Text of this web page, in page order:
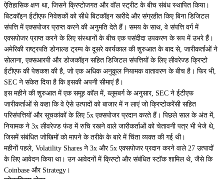
ऐतिहासिक क्षण था, जिसने क्रिप्टोजगत और वॉल स्ट्रीट के बीच संबंध स्थापित किया।
बिटकॉइन ईटीएफ निवेशकों को सीधे बिटकॉइन खरीदे और संग्रहीत किए बिना डिजिटल
संपत्ति में एक्सपोजर प्राप्त करने की अनुमति देते हैं। समय के साथ, वे संपत्ति वर्ग में
एक्सपोजर प्राप्त करने के लिए संस्थानों के बीच एक पसंदीदा उपकरण के रूप में उभरे हैं।
अमेरिकी राष्ट्रपति डोनाल्ड ट्रम्प के दूसरे कार्यकाल की शुरुआत के बाद से, जारीकर्ताओं ने
सोलाना, एक्सआरपी और डोजकॉइन सहित डिजिटल संपत्तियों के लिए लीवरेज्ड क्रिप्टो
ईटीएफ की पेशकश की है, जो एक अधिक अनुकूल नियामक वातावरण के बीच है। फिर भी,
SEC ने संकेत दिया है कि इसकी अपनी सीमाएं हैं।
इस महीने की शुरुआत में एक समूह कॉल में, ब्लूमबर्ग के अनुसार, SEC ने ईटीएफ
जारीकर्ताओं से कहा कि वे ऐसे उत्पादों को बाजार में न लाएं जो क्रिप्टोकरेंसी सहित
परिसंपत्तियों और सूचकांकों के लिए 5x एक्सपोजर प्रदान करते हैं। पिछले साल के अंत में,
नियामक ने 3x लीवरेज्ड फंड में रुचि रखने वाले जारीकर्ताओं को चेतावनी पत्रभी भेजे थे,
जिसमें संबंधित जोखिमों को मापने के तरीके के बारे में चिंता व्यक्त की गई थी।
महीनों पहले, Volatility Shares ने 3x और 5x एक्सपोजर प्रदान करने वाले 27 उत्पादों
के लिए आवेदन किया था। उन आवेदनों में क्रिप्टो और संबंधित स्टॉक शामिल थे, जैसे कि
Coinbase और Strategy।